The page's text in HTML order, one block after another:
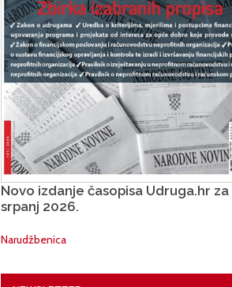
Novo izdanje časopisa Udruga.hr za
srpanj 2026.
Narudžbenica